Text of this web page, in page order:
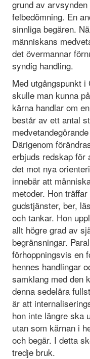
grund av
felbedömning. En
sinnliga begären.
människans
det övermannar
syndig handling.
Med utgångspunkt
skulle man kunna
kärna handlar om
består av ett antal
Därigenom
erbjuds redskap för
det mot nya
innebär att
metoder. Hon
gudstjänster, ber,
och tankar. Hon
allt högre grad av
begränsningar.
förhoppningsvis en
hennes handlingar
samklang med den
denna sedelära
är att
hon inte längre ska
utan som kärnan i
och begär. I detta
tredje bruk.